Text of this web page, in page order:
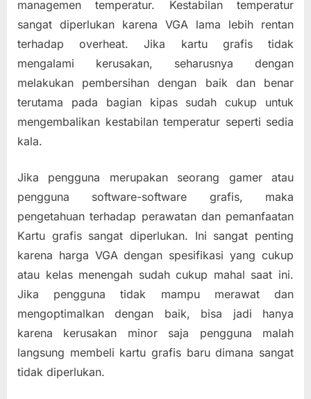
managemen temperatur. Kestabilan temperatur
sangat diperlukan karena VGA lama lebih rentan
terhadap overheat. Jika kartu grafis tidak
mengalami kerusakan, seharusnya dengan
melakukan pembersihan dengan baik dan benar
terutama pada bagian kipas sudah cukup untuk
mengembalikan kestabilan temperatur seperti sedia
kala.
Jika pengguna merupakan seorang gamer atau
pengguna software-software grafis, maka
pengetahuan terhadap perawatan dan pemanfaatan
Kartu grafis sangat diperlukan. Ini sangat penting
karena harga VGA dengan spesifikasi yang cukup
atau kelas menengah sudah cukup mahal saat ini.
Jika pengguna tidak mampu merawat dan
mengoptimalkan dengan baik, bisa jadi hanya
karena kerusakan minor saja pengguna malah
langsung membeli kartu grafis baru dimana sangat
tidak diperlukan.